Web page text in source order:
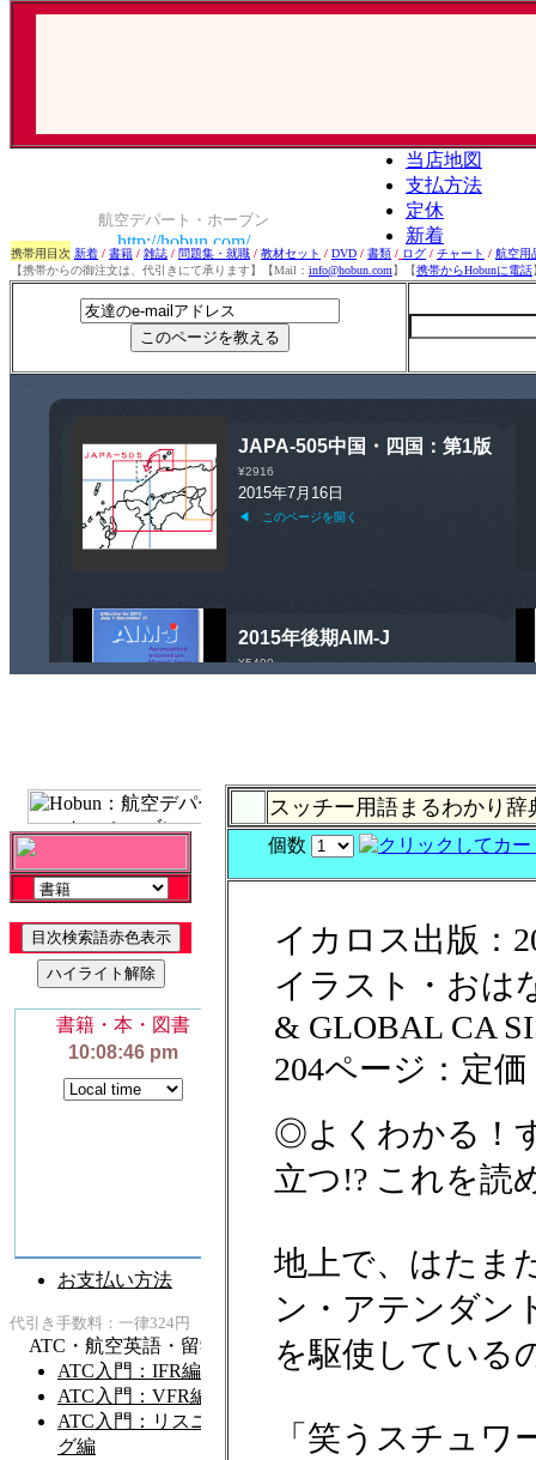
携帯用目次 新着 / 書籍 / 雑誌 / 問題集・就職 / 教材セット / DVD / 書類 / ログ / チャート / 航空用
【携帯からの御注文は、代引きにて承ります】【Mail： info@hobun.com】【携帯からHobunに電話
スッチー用語まるわかり
個数
イカロス出版：
イラスト・おは
& GLOBAL CA
204ページ：定
◎よくわかる！
立つ!? これを
地上で、はたま
ン・アテンダン
を駆使している
「笑うスチュ